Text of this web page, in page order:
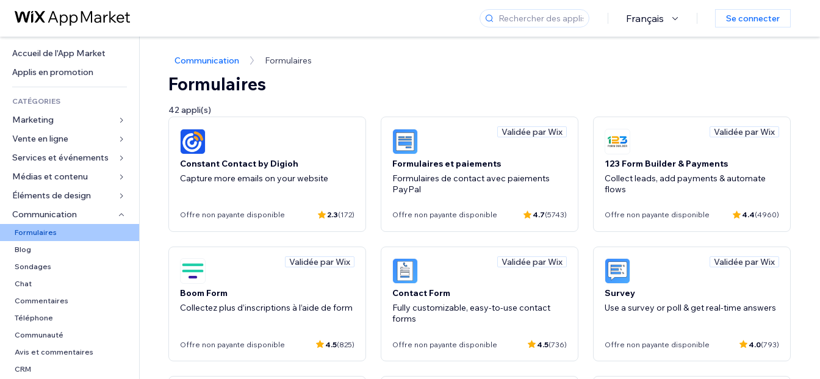
Français Se connecter
Accueil de l'App Market
Applis en promotion
CATÉGORIES
Marketing
Publicités
Mobile
Données analytiques
Réseaux sociaux
Engagement
Classement de sites
Vente en ligne
Applis pour les boutiques
Expédition et livraison
Boutons Vente
Impression à la demande
Comptabilité
Services et événements
Hôtels
Événements
Restaurants
Immobilier
Réservations
Médias et contenu
Galerie
Musique
Podcasts
Photographie
Vidéo
PDF
Partage de fichiers
Actualités
Services de contenu
Effets de texte
Éléments de design
Cartes et navigation
Confidentialité
Horloge
Modèles de pages
Effets sur images
Boutons et menus
Bannières et badges
Calculateurs
Rechercher
Météo
Formulaires
Blog
Sondages
Chat
Commentaires
Téléphone
Communauté
Avis et commentaires
CRM
Communication Formulaires
Formulaires
42 appli(s)
Constant Contact by Digioh
Capture more emails on your website
Offre non payante disponible 2.3(172)
Validée par Wix
Formulaires et paiements
Formulaires de contact avec paiements
PayPal
Offre non payante disponible 4.7(5743)
Validée par Wix
123 Form Builder & Payments
Collect leads, add payments & automate
flows
Offre non payante disponible 4.4(4960)
Validée par Wix
Boom Form
Collectez plus d’inscriptions à l’aide de form
Offre non payante disponible 4.5(825)
Validée par Wix
Contact Form
Fully customizable, easy-to-use contact
forms
Offre non payante disponible 4.5(736)
Validée par Wix
Survey
Use a survey or poll & get real-time answers
Offre non payante disponible 4.0(793)